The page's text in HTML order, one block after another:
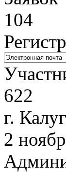
104
622
г.
2